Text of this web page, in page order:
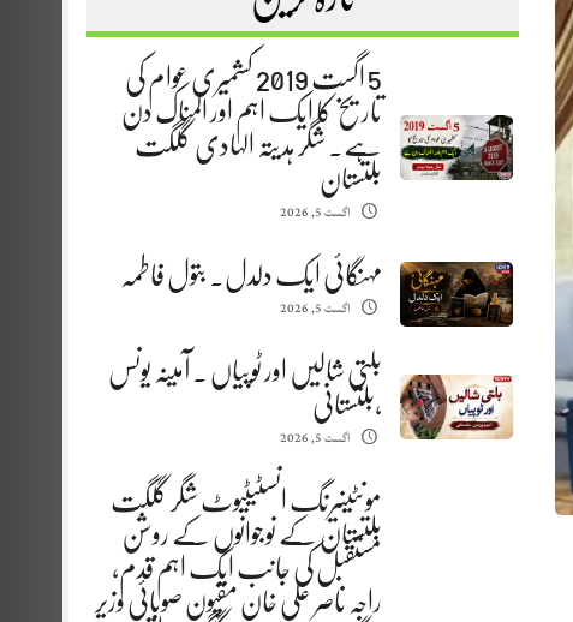
5 اگست 2019 کشمیری عوام کی
تاریخ کا ایک اہم اور المناک دن
ہے. شگر ہدیتہ الہادی گلگت
بلتستان
اگست 5, 2026
مہنگائی ایک دلدل. بتول فاطمہ
اگست 5, 2026
بلتی شالیں اور ٹوپیاں . آمینہ یونس
،بلتستانی
اگست 5, 2026
مونٹینیرنگ انسٹیٹیوٹ شگر گلگت
بلتستان کے نوجوانوں کے روشن
مستقبل کی جانب ایک اہم قدم،
راجہ ناصر علی خان مقپون صوبائی وزیر